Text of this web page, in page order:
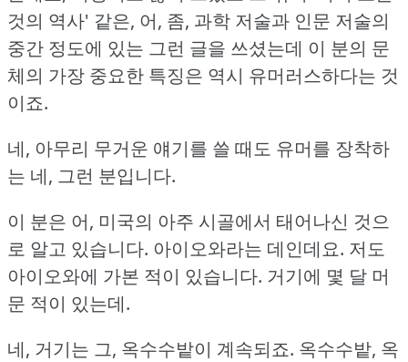
것의 역사' 같은, 어, 좀, 과학 저술과 인문 저술의
중간 정도에 있는 그런 글을 쓰셨는데 이 분의 문
체의 가장 중요한 특징은 역시 유머러스하다는 것
이죠.
네, 아무리 무거운 얘기를 쓸 때도 유머를 장착하
는 네, 그런 분입니다.
이 분은 어, 미국의 아주 시골에서 태어나신 것으
로 알고 있습니다. 아이오와라는 데인데요. 저도
아이오와에 가본 적이 있습니다. 거기에 몇 달 머
문 적이 있는데.
네, 거기는 그, 옥수수밭이 계속되죠. 옥수수밭, 옥